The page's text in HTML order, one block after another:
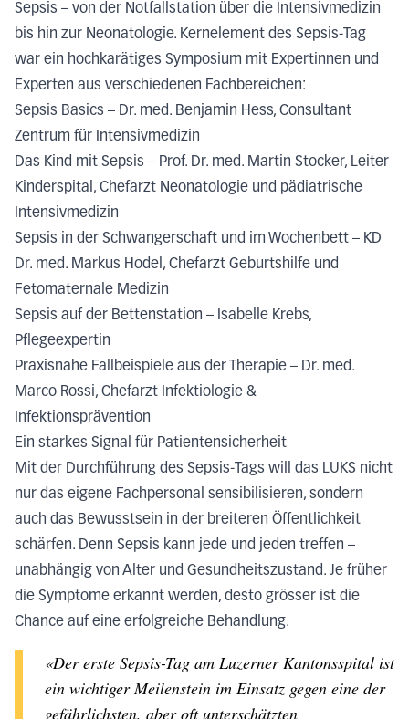
Sepsis – von der Notfallstation über die Intensivmedizin
bis hin zur Neonatologie. Kernelement des Sepsis-Tag
war ein hochkarätiges Symposium mit Expertinnen und
Experten aus verschiedenen Fachbereichen:
Sepsis Basics – Dr. med. Benjamin Hess, Consultant
Zentrum für Intensivmedizin
Das Kind mit Sepsis – Prof. Dr. med. Martin Stocker, Leiter
Kinderspital, Chefarzt Neonatologie und pädiatrische
Intensivmedizin
Sepsis in der Schwangerschaft und im Wochenbett – KD
Dr. med. Markus Hodel, Chefarzt Geburtshilfe und
Fetomaternale Medizin
Sepsis auf der Bettenstation – Isabelle Krebs,
Pflegeexpertin
Praxisnahe Fallbeispiele aus der Therapie – Dr. med.
Marco Rossi, Chefarzt Infektiologie &
Infektionsprävention
Ein starkes Signal für Patientensicherheit
Mit der Durchführung des Sepsis-Tags will das LUKS nicht
nur das eigene Fachpersonal sensibilisieren, sondern
auch das Bewusstsein in der breiteren Öffentlichkeit
schärfen. Denn Sepsis kann jede und jeden treffen –
unabhängig von Alter und Gesundheitszustand. Je früher
die Symptome erkannt werden, desto grösser ist die
Chance auf eine erfolgreiche Behandlung.
«Der erste Sepsis-Tag am Luzerner Kantonsspital ist
ein wichtiger Meilenstein im Einsatz gegen eine der
gefährlichsten, aber oft unterschätzten